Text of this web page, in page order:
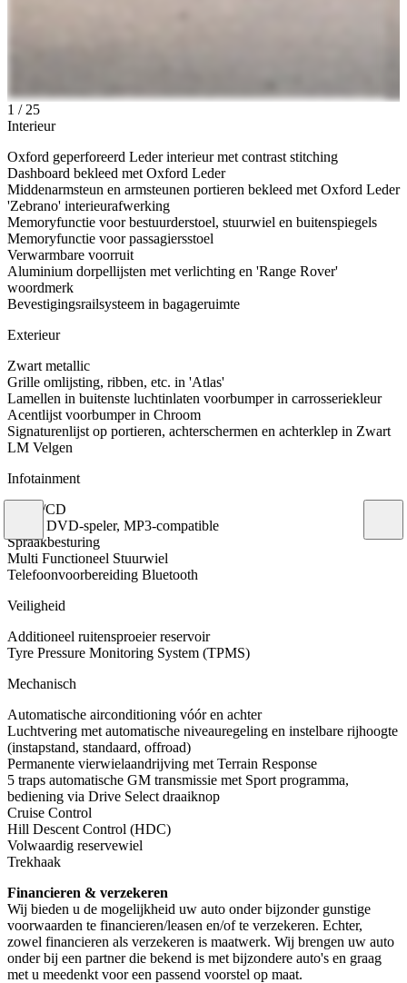
1 / 25
Interieur
Oxford geperforeerd Leder interieur met contrast stitching
Dashboard bekleed met Oxford Leder
Middenarmsteun en armsteunen portieren bekleed met Oxford Leder
'Zebrano' interieurafwerking
Memoryfunctie voor bestuurderstoel, stuurwiel en buitenspiegels
Memoryfunctie voor passagiersstoel
Verwarmbare voorruit
Aluminium dorpellijsten met verlichting en 'Range Rover'
woordmerk
Bevestigingsrailsysteem in bagageruimte
Exterieur
Zwart metallic
Grille omlijsting, ribben, etc. in 'Atlas'
Lamellen in buitenste luchtinlaten voorbumper in carrosseriekleur
Acentlijst voorbumper in Chroom
Signaturenlijst op portieren, achterschermen en achterklep in Zwart
LM Velgen
Infotainment
Radio/CD
CD & DVD-speler, MP3-compatible
Spraakbesturing
Multi Functioneel Stuurwiel
Telefoonvoorbereiding Bluetooth
Veiligheid
Additioneel ruitensproeier reservoir
Tyre Pressure Monitoring System (TPMS)
Mechanisch
Automatische airconditioning vóór en achter
Luchtvering met automatische niveauregeling en instelbare rijhoogte
(instapstand, standaard, offroad)
Permanente vierwielaandrijving met Terrain Response
5 traps automatische GM transmissie met Sport programma,
bediening via Drive Select draaiknop
Cruise Control
Hill Descent Control (HDC)
Volwaardig reservewiel
Trekhaak
Financieren & verzekeren
Wij bieden u de mogelijkheid uw auto onder bijzonder gunstige
voorwaarden te financieren/leasen en/of te verzekeren. Echter,
zowel financieren als verzekeren is maatwerk. Wij brengen uw auto
onder bij een partner die bekend is met bijzondere auto's en graag
met u meedenkt voor een passend voorstel op maat.